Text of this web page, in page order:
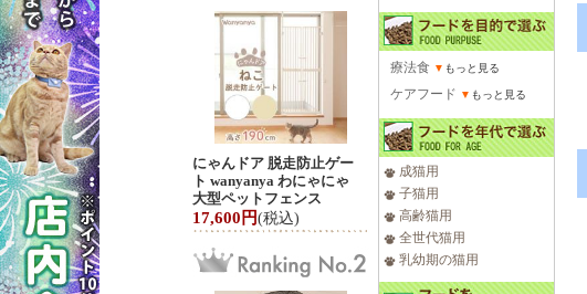
にゃんドア 脱走防止ゲー
ト wanyanya わにゃにゃ
大型ペットフェンス
17,600円(税込)
療法食 ▼ もっと見る
ケアフード ▼ もっと見る
成猫用
子猫用
高齢猫用
全世代猫用
乳幼期の猫用